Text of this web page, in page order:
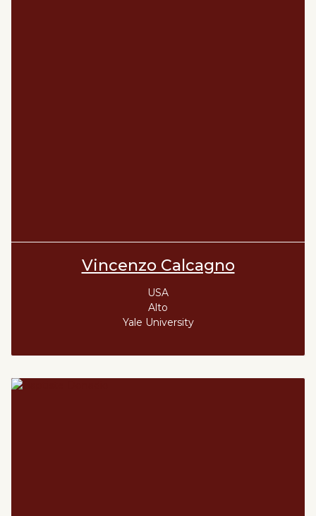
Vincenzo Calcagno
USA
Alto
Yale University